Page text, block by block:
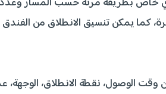
كما يمكن تنسيق الانطلاق من
الوصول، نقطة الانطلاق، الوجهة،